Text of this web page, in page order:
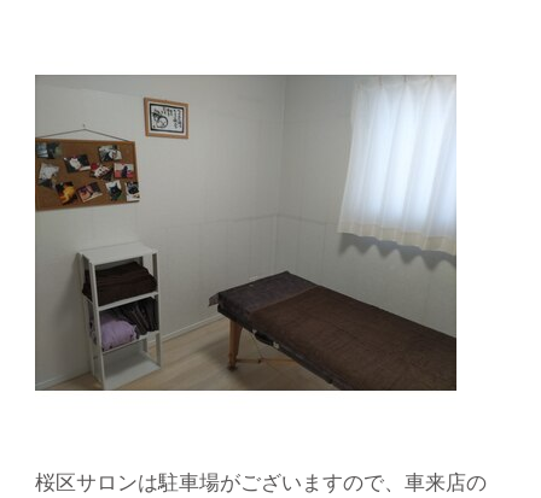
桜区サロンは駐車場がございますので、車来店の